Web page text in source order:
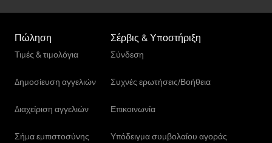
Πώληση
Τιμές & τιμολόγια
Δημοσίευση αγγελιών
Διαχείριση αγγελιών
Σήμα εμπιστοσύνης
Σέρβις & Υποστήριξη
Σύνδεση
Συχνές ερωτήσεις/Βοήθεια
Επικοινωνία
Υπόδειγμα συμβολαίου αγοράς